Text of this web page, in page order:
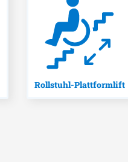
Rollstuhl-Plattformlift